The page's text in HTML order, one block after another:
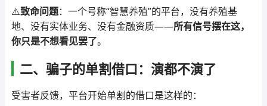
⚠️致命问题：一个号称“智慧养殖”的平台，没有养殖基
地、没有实体业务、没有金融资质——所有信号摆在这，
你只是不想看见罢了。
二、骗子的单割借口：演都不演了
受害者反馈，平台开始单割的借口是这样的：